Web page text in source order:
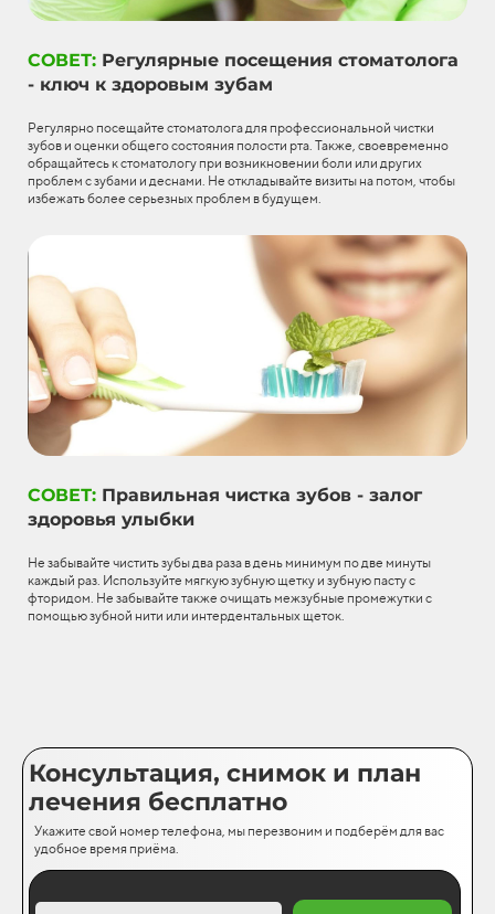
СОВЕТ: Регулярные посещения стоматолога
- ключ к здоровым зубам
Регулярно посещайте стоматолога для профессиональной чистки
зубов и оценки общего состояния полости рта. Также, своевременно
обращайтесь к стоматологу при возникновении боли или других
проблем с зубами и деснами. Не откладывайте визиты на потом, чтобы
избежать более серьезных проблем в будущем.
СОВЕТ: Правильная чистка зубов - залог
здоровья улыбки
Не забывайте чистить зубы два раза в день минимум по две минуты
каждый раз. Используйте мягкую зубную щетку и зубную пасту с
фторидом. Не забывайте также очищать межзубные промежутки с
помощью зубной нити или интердентальных щеток.
Консультация, снимок и план
лечения бесплатно
Укажите свой номер телефона, мы перезвоним и подберём для вас
удобное время приёма.